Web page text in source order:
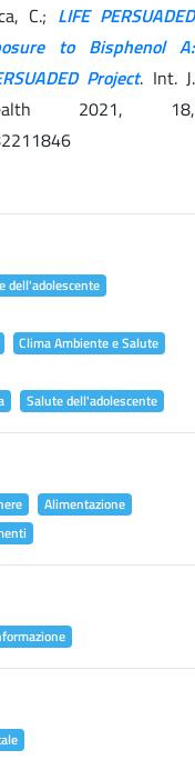
C.; LIFE PERSUADED
to Bisphenol A:
Project. Int. J.
2021, 18,
dell'adolescente
Clima Ambiente e Salute
Salute dell'adolescente
Alimentazione